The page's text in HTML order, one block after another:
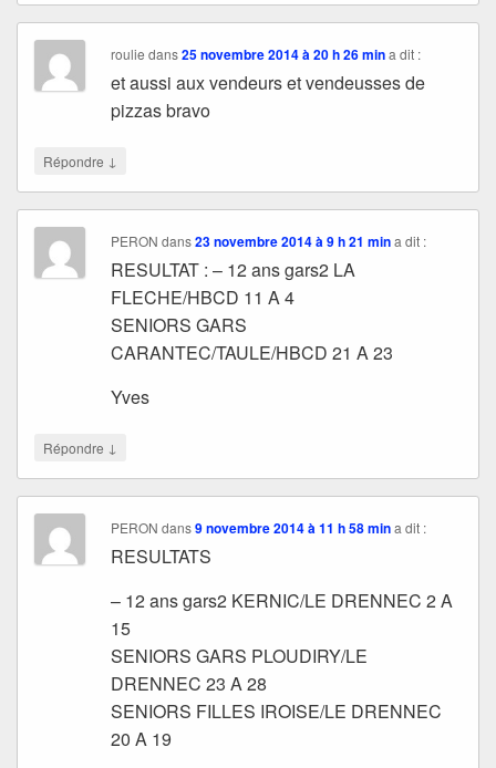
roulie dans25 novembre 2014 à 20 h 26 min a dit :
et aussi aux vendeurs et vendeusses de
pizzas bravo
Répondre ↓
PERON dans23 novembre 2014 à 9 h 21 min a dit :
RESULTAT : – 12 ans gars2 LA
FLECHE/HBCD 11 A 4
SENIORS GARS
CARANTEC/TAULE/HBCD 21 A 23
Yves
Répondre ↓
PERON dans9 novembre 2014 à 11 h 58 min a dit :
RESULTATS
– 12 ans gars2 KERNIC/LE DRENNEC 2 A
15
SENIORS GARS PLOUDIRY/LE
DRENNEC 23 A 28
SENIORS FILLES IROISE/LE DRENNEC
20 A 19